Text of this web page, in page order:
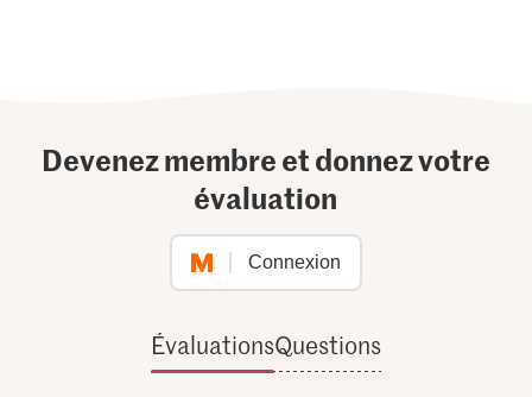
Devenez membre et donnez votre
évaluation
Connexion
ÉvaluationsQuestions